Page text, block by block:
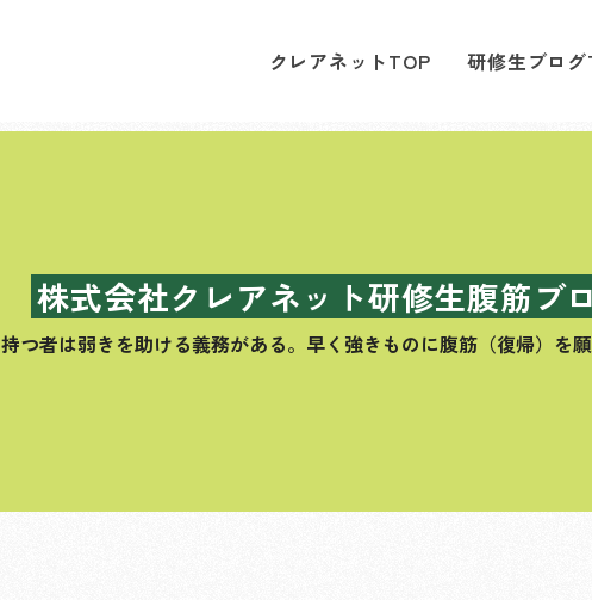
クレアネットTOP 研修生ブロ
株式会社クレアネット研修生腹筋ブ
つ者は弱きを助ける義務がある。 早く強きものに腹筋（復帰）を願